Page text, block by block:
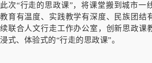
此次“行走的思政课”，将课堂搬到城市
教育有温度、实践教学有深度、民族团结
续联合人文行走工作办公室，创新思政课
浸式、体验式的“行走的思政课”。